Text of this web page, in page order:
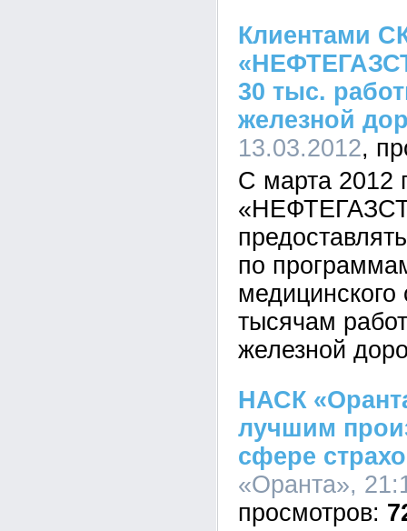
Клиентами
30 тыс.
железной
13.03.2012
С марта 2012
по
медицинского
тысячам
железной
НАСК
лучшим
сфере
«Оранта»,